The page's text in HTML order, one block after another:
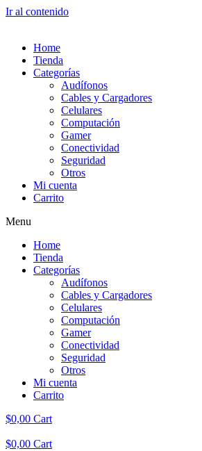
Ir al contenido
Home
Tienda
Categorías
Audífonos
Cables y Cargadores
Celulares
Computación
Gamer
Conectividad
Seguridad
Otros
Mi cuenta
Carrito
Menu
Home
Tienda
Categorías
Audífonos
Cables y Cargadores
Celulares
Computación
Gamer
Conectividad
Seguridad
Otros
Mi cuenta
Carrito
$0,00 Cart
$0,00 Cart